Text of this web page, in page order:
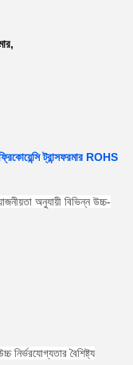
,
ট্রান্সফরমার ROHS
অনুযায়ী বিভিন্ন উচ্চ-
নির্ভরযোগ্যতার বৈশিষ্ট্য